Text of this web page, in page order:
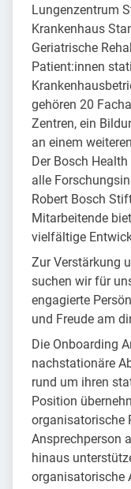
Lungenzentrum
Krankenhaus
Geriatrische
Patient:innen
gehören 20
Zentren, ein
an einem
Der Bosch
alle
Robert Bosch
Mitarbeitende
vielfältige
Zur Verstärkung
suchen wir für
engagierte
und Freude am
Die Onboarding
nachstationäre
rund um ihren
Position
organisatorische
Ansprechperson
hinaus
organisatorische